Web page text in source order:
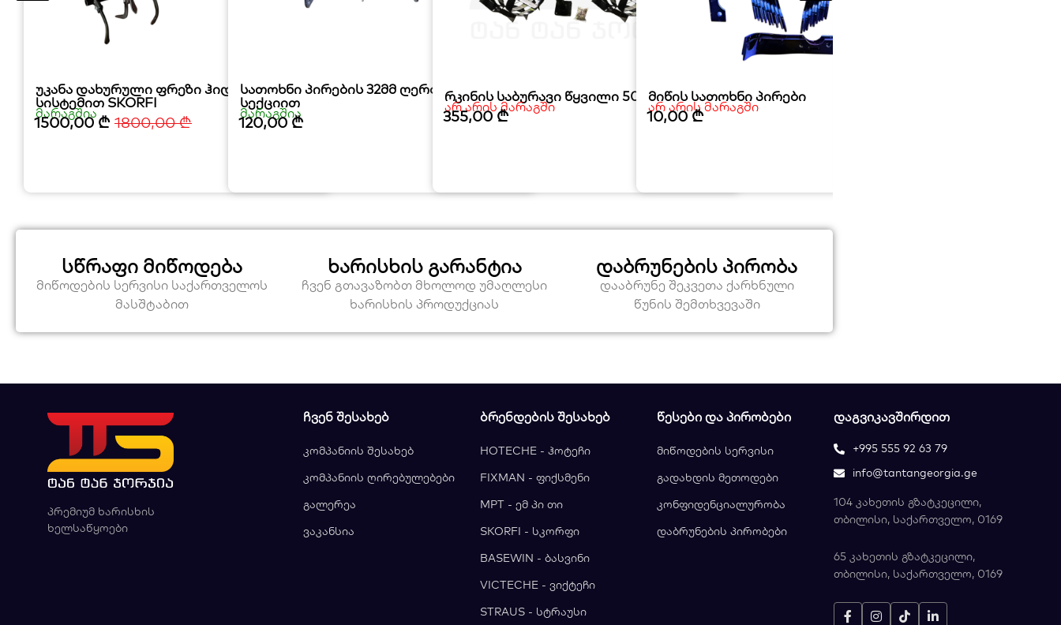
უკანა დახურული ფრეზი ჰიდრავლიკური
სისტემით SKORFI
მარაგშია
1500,00₾ 1800,00₾
სათოხნი პირების 32მმ ღერძი 3+1
სექციით
მარაგშია
120,00₾
რკინის საბურავი წყვილი 500-12
არ არის მარაგში
355,00₾
მიწის სათოხნი პირები
არ არის მარაგში
10,00₾
სწრაფი მიწოდება
მიწოდების სერვისი საქართველოს
მასშტაბით
ხარისხის გარანტია
ჩვენ გთავაზობთ მხოლოდ უმაღლესი
ხარისხის პროდუქციას
დაბრუნების პირობა
დააბრუნე შეკვეთა ქარხნული
წუნის შემთხვევაში
პრემიუმ ხარისხის
ხელსაწყოები
ᲩᲕᲔᲜ ᲨᲔᲡᲐᲮᲔᲑ
კომპანიის შესახებ
კომპანიის ღირებულებები
გალერეა
ვაკანსია
ᲑᲠᲔᲜᲓᲔᲑᲘᲡ ᲨᲔᲡᲐᲮᲔᲑ
HOTECHE - ჰოტეჩი
FIXMAN - ფიქსმენი
MPT - ემ პი თი
SKORFI - სკორფი
BASEWIN - ბასვინი
VICTECHE - ვიქტეჩი
STRAUS - სტრაუსი
ᲬᲔᲡᲔᲑᲘ ᲓᲐ ᲞᲘᲠᲝᲑᲔᲑᲘ
მიწოდების სერვისი
გადახდის მეთოდები
კონფიდენციალურობა
დაბრუნების პირობები
ᲓᲐᲒᲕᲘᲙᲐᲕᲨᲘᲠᲓᲘᲗ
+995 555 92 63 79
info@tantangeorgia.ge
104 კახეთის გზატკეცილი,
თბილისი, საქართველო, 0169
65 კახეთის გზატკეცილი,
თბილისი, საქართველო, 0169